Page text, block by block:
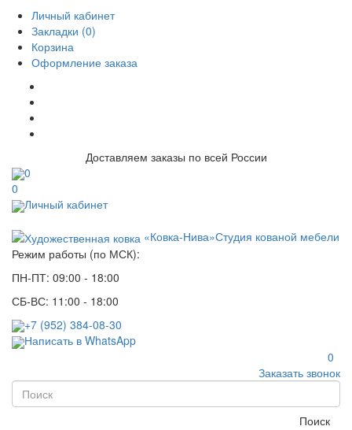
Личный кабинет
Закладки (0)
Корзина
Оформление заказа
Доставляем заказы по всей России
0
0
Личный кабинет
«Ковка-Нива»Студия кованой мебели
Режим работы (по МСК):
ПН-ПТ: 09:00 - 18:00
СБ-ВС: 11:00 - 18:00
+7 (952) 384-08-30
Написать в WhatsApp
0
Заказать звонок
Поиск